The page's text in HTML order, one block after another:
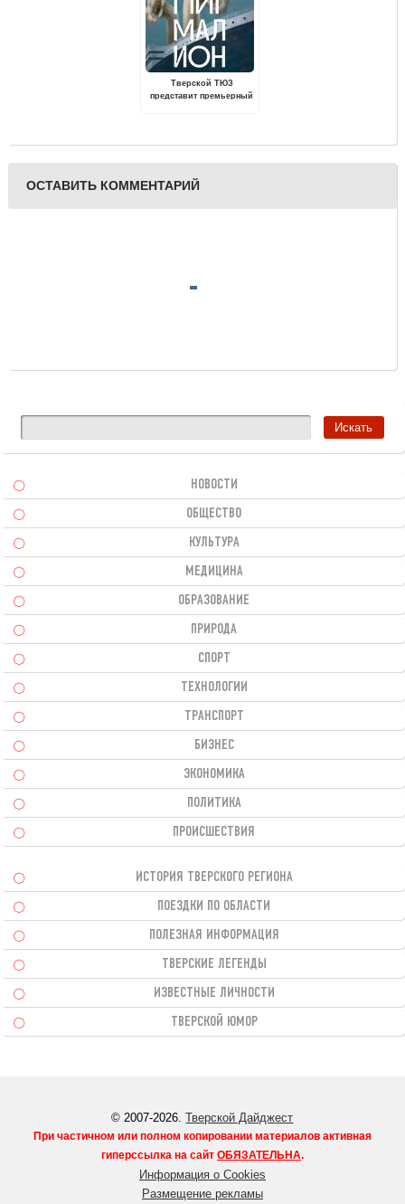
Тверской ТЮЗ
представит премьерный
ОСТАВИТЬ КОММЕНТАРИЙ
НОВОСТИ
ОБЩЕСТВО
КУЛЬТУРА
МЕДИЦИНА
ОБРАЗОВАНИЕ
ПРИРОДА
СПОРТ
ТЕХНОЛОГИИ
ТРАНСПОРТ
БИЗНЕС
ЭКОНОМИКА
ПОЛИТИКА
ПРОИСШЕСТВИЯ
ИСТОРИЯ ТВЕРСКОГО РЕГИОНА
ПОЕЗДКИ ПО ОБЛАСТИ
ПОЛЕЗНАЯ ИНФОРМАЦИЯ
ТВЕРСКИЕ ЛЕГЕНДЫ
ИЗВЕСТНЫЕ ЛИЧНОСТИ
ТВЕРСКОЙ ЮМОР
© 2007-2026.Тверской Дайджест
При частичном или полном копировании материалов активная
гиперссылка на сайт ОБЯЗАТЕЛЬНА.
Информация о Cookies
Размещение рекламы